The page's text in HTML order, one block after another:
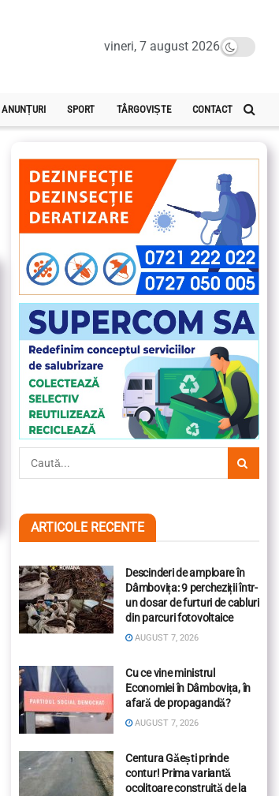
vineri, 7 august 2026
ANUNȚURI SPORT TÂRGOVIȘTE CONTACT
ARTICOLE RECENTE
Descinderi de amploare în
Dâmbovița: 9 percheziții într-
un dosar de furturi de cabluri
din parcuri fotovoltaice
AUGUST 7, 2026
Cu ce vine ministrul
Economiei în Dâmbovița, în
afară de propagandă?
AUGUST 7, 2026
Centura Găești prinde
contur! Prima variantă
ocolitoare construită de la